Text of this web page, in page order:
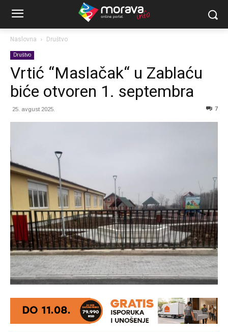
Naslovna Društvo
Društvo
Vrtić “Maslačak“ u Zablaću
biće otvoren 1. septembra
25. avgust 2025. 7